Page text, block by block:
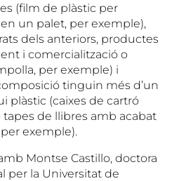
(film de plàstic per
un palet, per exemple),
dels anteriors, productes
i comercialització o
per exemple) i
tinguin més d’un
plàstic (caixes de cartró
de llibres amb acabat
exemple).
Montse Castillo, doctora
per la Universitat de